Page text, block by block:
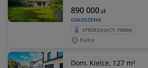
OGŁOSZENIE
890 000zł
SPRZEDAJĄCY: FIRMA
Kielce
Dom, Kielce, 127 m²